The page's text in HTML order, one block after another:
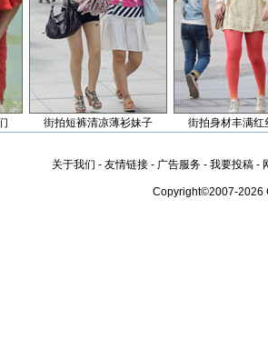
街拍短裤清凉薄衫妹子 街拍身材丰满红
关于我们 - 友情链接 - 广告服务 - 我要投稿 -
Copyright©2007-2026